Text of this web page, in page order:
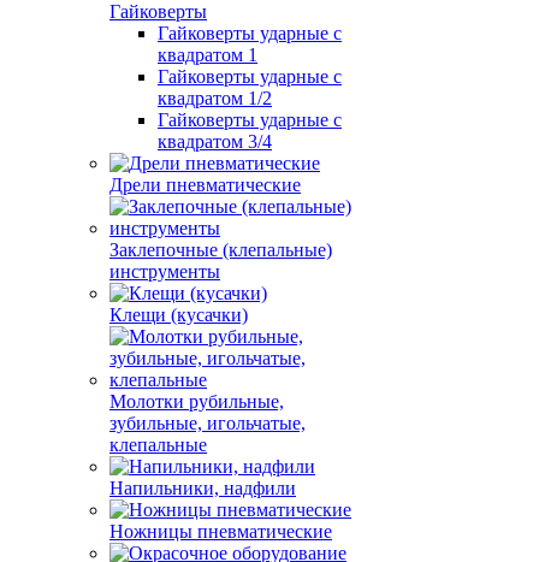
Гайковерты
Гайковерты ударные с
квадратом 1
Гайковерты ударные с
квадратом 1/2
Гайковерты ударные с
квадратом 3/4
Дрели пневматические
Заклепочные (клепальные)
инструменты
Клещи (кусачки)
Молотки рубильные,
зубильные, игольчатые,
клепальные
Напильники, надфили
Ножницы пневматические